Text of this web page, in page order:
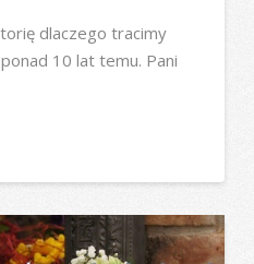
dlaczego tracimy
10 lat temu. Pani